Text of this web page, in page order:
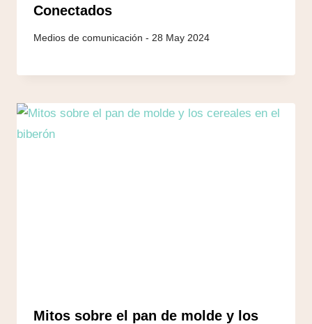
Conectados
28 May 2024
Mitos sobre el pan de molde y los